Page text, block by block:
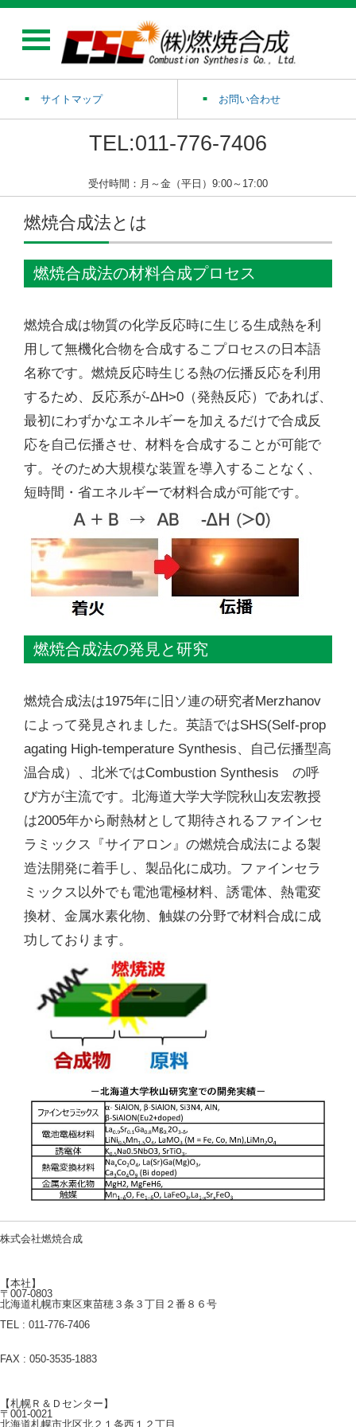
サイトマップ お問い合わせ
TEL:011-776-7406
受付時間：月～金（平日）9:00～17:00
燃焼合成法とは
燃焼合成法の材料合成プロセス
燃焼合成は物質の化学反応時に生じる生成熱を利
用して無機化合物を合成するこプロセスの日本語
名称です。燃焼反応時生じる熱の伝播反応を利用
するため、反応系が-ΔH>0（発熱反応）であれば、
最初にわずかなエネルギーを加えるだけで合成反
応を自己伝播させ、材料を合成することが可能で
す。そのため大規模な装置を導入することなく、
短時間・省エネルギーで材料合成が可能です。
燃焼合成法の発見と研究
燃焼合成法は1975年に旧ソ連の研究者Merzhanov
によって発見されました。英語ではSHS(Self-prop
agating High-temperature Synthesis、自己伝播型高
温合成）、北米ではCombustion Synthesis の呼
び方が主流です。北海道大学大学院秋山友宏教授
は2005年から耐熱材として期待されるファインセ
ラミックス『サイアロン』の燃焼合成法による製
造法開発に着手し、製品化に成功。ファインセラ
ミックス以外でも電池電極材料、誘電体、熱電変
換材、金属水素化物、触媒の分野で材料合成に成
功しております。
株式会社燃焼合成
【本社】
〒007-0803
北海道札幌市東区東苗穂３条３丁目２番８６号
TEL : 011-776-7406
FAX : 050-3535-1883
【札幌Ｒ＆Ｄセンター】
〒001-0021
北海道札幌市北区北２１条西１２丁目